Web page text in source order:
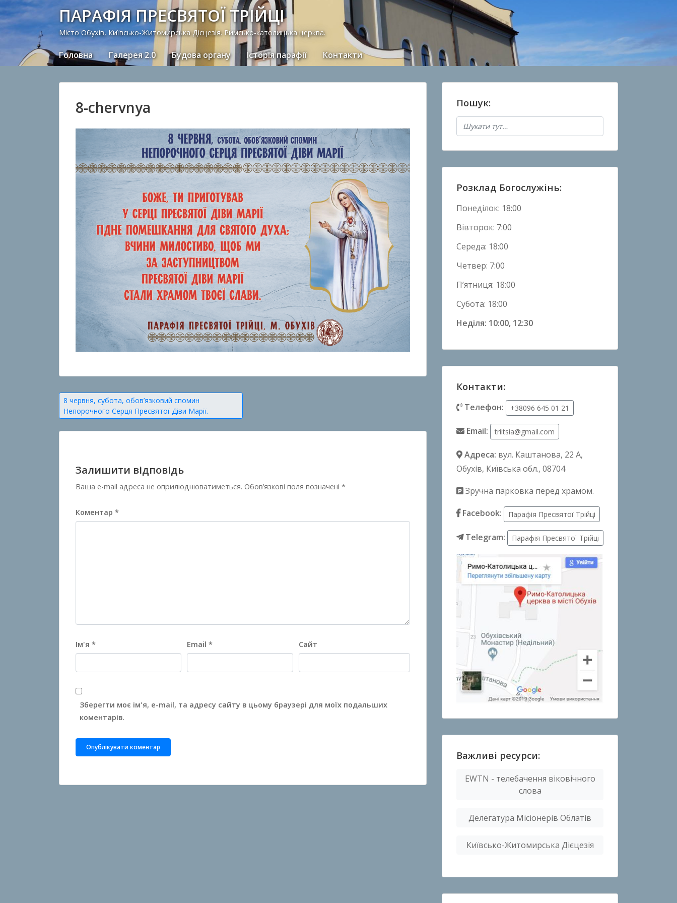
ПАРАФІЯ ПРЕСВЯТОЇ ТРІЙЦІ
Місто Обухів, Київсько-Житомирська Дієцезія. Римсько-католицька церква.
Головна Галерея 2.0 Будова органу Історія парафії Контакти
8-chervnya
Навігація
записів
8 червня, субота, обов’язковий спомин
Непорочного Серця Пресвятої Діви Марії.
Залишити відповідь
Ваша e-mail адреса не оприлюднюватиметься. Обов’язкові поля позначені *
Коментар *
Ім'я * Email* Сайт
Зберегти моє ім'я, e-mail, та адресу сайту в цьому браузері для моїх подальших
коментарів.
Пошук:
Розклад Богослужінь:
Понеділок: 18:00
Вівторок: 7:00
Середа: 18:00
Четвер: 7:00
П’ятниця: 18:00
Субота: 18:00
Неділя: 10:00, 12:30
Контакти:
Телефон: +38096 645 01 21
Email: triitsia@gmail.com
Адреса: вул. Каштанова, 22 А,
Обухів, Київська обл., 08704
Зручна парковка перед храмом.
Facebook:
Парафія Пресвятої Трійці
Telegram: Парафія Пресвятої Трійці
Важливі ресурси:
EWTN - телебачення віковічного
слова
Делегатура Місіонерів Облатів
Київсько-Житомирська Дієцезія